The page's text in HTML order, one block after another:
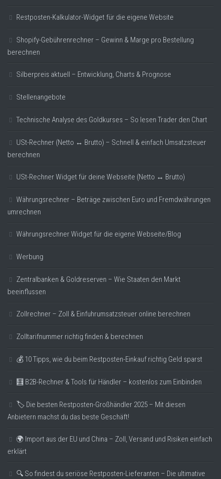
Restposten-Kalkulator-Widget für die eigene Website
Shopify-Gebührenrechner – Gewinn & Marge pro Bestellung
berechnen
Silberpreis aktuell – Entwicklung, Charts & Prognose
Stellenangebote
Technische Analyse des Goldkurses – So lesen Trader den Chart
USt-Rechner (Netto ↔ Brutto) – Schnell & einfach Umsatzsteuer
berechnen
USt-Rechner Widget für deine Webseite (Netto ↔ Brutto)
Währungsrechner – Beträge zwischen Euro und Fremdwährungen
umrechnen
Währungsrechner Widget für die eigene Webseite/Blog
Werbung
Zentralbanken & Goldreserven – Wie Staaten den Markt
beeinflussen
Zollrechner – Zoll & Einfuhrumsatzsteuer online berechnen
Zolltarifnummer richtig finden & berechnen
💰 10 Tipps, wie du beim Restposten-Einkauf richtig Geld sparst
🧮 B2B-Rechner & Tools für Händler – kostenlos zum Einbinden
🏷️ Die besten Restposten-Großhändler 2025 – Mit diesen
Anbietern machst du das beste Geschäft!
🌍 Import aus der EU und China – Zoll, Versand und Risiken einfach
erklärt
🔍 So findest du seriöse Restposten-Lieferanten – Die ultimative